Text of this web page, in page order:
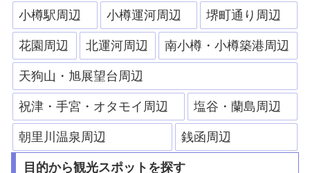
小樽駅周辺 小樽運河周辺 堺町通り周辺
花園周辺 北運河周辺 南小樽・小樽築港周辺
天狗山・旭展望台周辺
祝津・手宮・オタモイ周辺 塩谷・蘭島周辺
朝里川温泉周辺 銭函周辺
目的から観光スポットを探す